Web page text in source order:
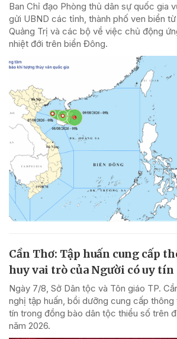
Ban Chỉ đạo Phòng thủ dân sự quốc gia
gửi UBND các tỉnh, thành phố ven biển từ
Quảng Trị và các bộ về việc chủ động
nhiệt đới trên biển Đông.
Cần Thơ: Tập huấn cung cấp
huy vai trò của Người có uy tín
Ngày 7/8, Sở Dân tộc và Tôn giáo TP.
nghị tập huấn, bồi dưỡng cung cấp
tín trong đồng bào dân tộc thiểu số trên
năm 2026.